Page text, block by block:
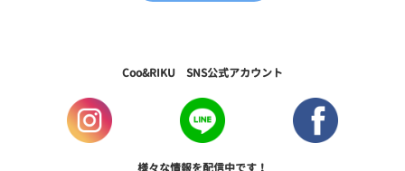
Coo&RIKU SNS公式アカウント
様々な情報を配信中です！